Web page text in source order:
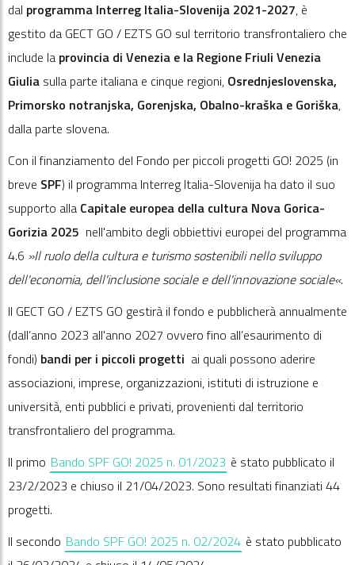
dal programma Interreg Italia-Slovenija 2021-2027, è
gestito da GECT GO / EZTS GO sul territorio transfrontaliero che
include la provincia di Venezia e la Regione Friuli Venezia
Giulia sulla parte italiana e cinque regioni, Osrednjeslovenska,
Primorsko notranjska, Gorenjska, Obalno-kraška e Goriška,
dalla parte slovena.
Con il finanziamento del Fondo per piccoli progetti GO! 2025 (in
breve SPF) il programma Interreg Italia-Slovenija ha dato il suo
supporto alla Capitale europea della cultura Nova Gorica-
Gorizia 2025 nell'ambito degli obbiettivi europei del programma
4.6 »Il ruolo della cultura e turismo sostenibili nello sviluppo
dell'economia, dell'inclusione sociale e dell'innovazione sociale«.
Il GECT GO / EZTS GO gestirà il fondo e pubblicherà annualmente
(dall’anno 2023 all'anno 2027 ovvero fino all’esaurimento di
fondi) bandi per i piccoli progetti ai quali possono aderire
associazioni, imprese, organizzazioni, istituti di istruzione e
università, enti pubblici e privati, provenienti dal territorio
transfrontaliero del programma.
Il primo Bando SPF GO! 2025 n. 01/2023 è stato pubblicato il
23/2/2023 e chiuso il 21/04/2023. Sono resultati finanziati 44
progetti.
Il secondo Bando SPF GO! 2025 n. 02/2024 è stato pubblicato